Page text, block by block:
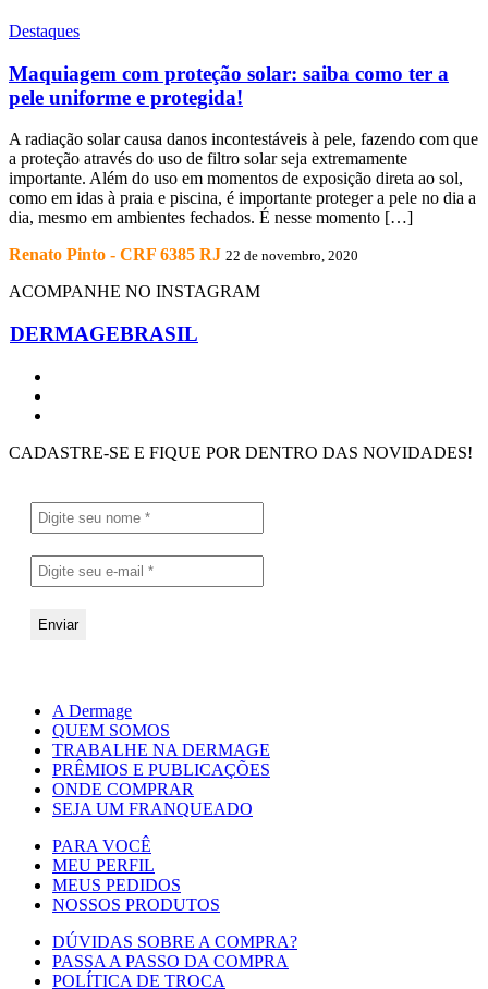
Destaques
Maquiagem com proteção solar: saiba como ter a
pele uniforme e protegida!
A radiação solar causa danos incontestáveis à pele, fazendo com que
a proteção através do uso de filtro solar seja extremamente
importante. Além do uso em momentos de exposição direta ao sol,
como em idas à praia e piscina, é importante proteger a pele no dia a
dia, mesmo em ambientes fechados. É nesse momento […]
Renato Pinto - CRF 6385 RJ 22 de novembro, 2020
ACOMPANHE NO INSTAGRAM
DERMAGEBRASIL
CADASTRE-SE E FIQUE POR DENTRO DAS NOVIDADES!
A Dermage
QUEM SOMOS
TRABALHE NA DERMAGE
PRÊMIOS E PUBLICAÇÕES
ONDE COMPRAR
SEJA UM FRANQUEADO
PARA VOCÊ
MEU PERFIL
MEUS PEDIDOS
NOSSOS PRODUTOS
DÚVIDAS SOBRE A COMPRA?
PASSA A PASSO DA COMPRA
POLÍTICA DE TROCA